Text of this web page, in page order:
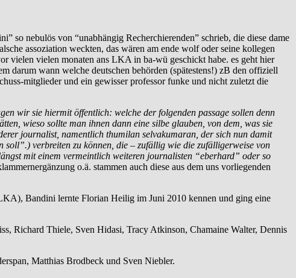
so nebulös von “unabhängig Recherchierenden” schrieb, die diese dame
assoziation weckten, das wären am ende wolf oder seine kollegen
vielen vielen monaten ans LKA in ba-wü geschickt habe. es geht hier
darum wann welche deutschen behörden (spätestens!) zB den offiziell
mitglieder und ein gewisser professor funke und nicht zuletzt die
wir sie hiermit öffentlich: welche der folgenden passage sollen denn
wieso sollte man ihnen dann eine silbe glauben, von dem, was sie
journalist, namentlich thumilan selvakumaran, der sich nun damit
verbreiten zu können, die – zufällig wie die zufälligerweise von
mit einem vermeintlich weiteren journalisten “eberhard” oder so
o.ä. stammen auch diese aus dem uns vorliegenden
Bandini lernte Florian Heilig im Juni 2010 kennen und ging eine
Richard Thiele, Sven Hidasi, Tracy Atkinson, Chamaine Walter, Dennis
Matthias Brodbeck und Sven Niebler.